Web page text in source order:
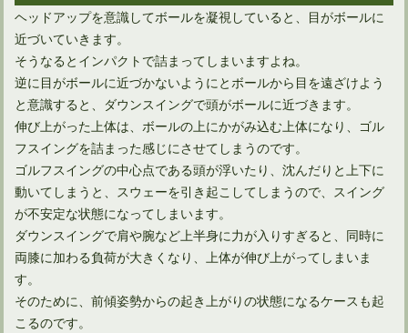
ユーティリティは打ち方によってボール位置を変えればOK！
ヘッドアップを意識してボールを凝視していると、目がボールに
近づいていきます。
そうなるとインパクトで詰まってしまいますよね。
逆に目がボールに近づかないようにとボールから目を遠ざけよう
と意識すると、ダウンスイングで頭がボールに近づきます。
伸び上がった上体は、ボールの上にかがみ込む上体になり、ゴル
フスイングを詰まった感じにさせてしまうのです。
ゴルフスイングの中心点である頭が浮いたり、沈んだりと上下に
動いてしまうと、スウェーを引き起こしてしまうので、スイング
が不安定な状態になってしまいます。
ダウンスイングで肩や腕など上半身に力が入りすぎると、同時に
両膝に加わる負荷が大きくなり、上体が伸び上がってしまいま
す。
そのために、前傾姿勢からの起き上がりの状態になるケースも起
こるのです。